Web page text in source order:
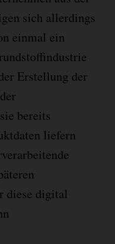
sich allerdings
einmal ein
Erstellung der
bereits
liefern
diese digital